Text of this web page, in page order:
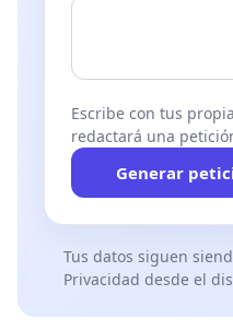
Escribe con tus
redactará una
Generar
Tus datos siguen
Privacidad desde el